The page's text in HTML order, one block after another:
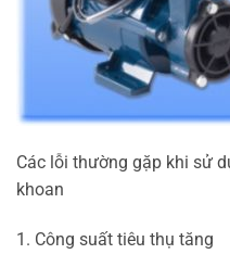
Các lỗi thường gặp khi sử
khoan
1. Công suất tiêu thụ tăng